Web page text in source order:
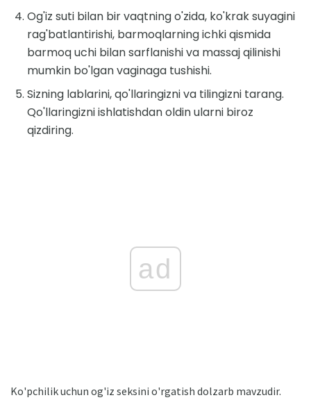
Og'iz suti bilan bir vaqtning o'zida, ko'krak suyagini
rag'batlantirishi, barmoqlarning ichki qismida
barmoq uchi bilan sarflanishi va massaj qilinishi
mumkin bo'lgan vaginaga tushishi.
Sizning lablarini, qo'llaringizni va tilingizni tarang.
Qo'llaringizni ishlatishdan oldin ularni biroz
qizdiring.
ad
Ko'pchilik uchun og'iz seksini o'rgatish dolzarb mavzudir.